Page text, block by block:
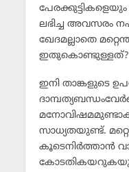
ലഭിച്ച അവസരം
ഖേദമല്ലാതെ
ഇതുകൊണ്ടുള്ളത്?
ഇനി താങ്കളുടെ
സാധ്യതയുണ്ട്.
കൂടെനിര്‍ത്താന്‍